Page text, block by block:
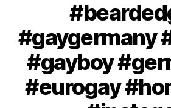
#gaygermany
#gayboy
#eurogay